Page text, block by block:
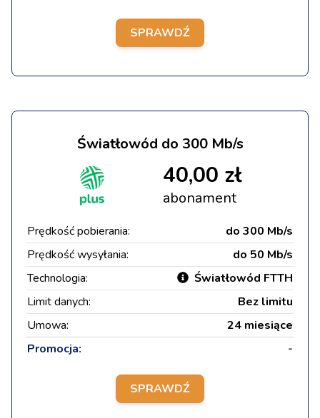
SPRAWDŹ
Światłowód do 300 Mb/s
40,00 zł
abonament
Prędkość pobierania:
do 300 Mb/s
Prędkość wysyłania:
do 50 Mb/s
Technologia:
Światłowód FTTH
Limit danych:
Bez limitu
Umowa:
24 miesiące
Promocja:
-
SPRAWDŹ